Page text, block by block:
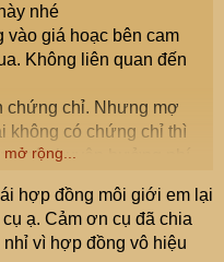
nhé
vào giá hoạc bên cam
Không liên quan đến
chứng chỉ. Nhưng mợ
không có chứng chỉ thì
có chuyện hưởng phí
gọi khoản này là triết
vi môi giới nhưng
rộng...
hợp đồng môi giới em lại
ạ. Cảm ơn cụ đã chia
vì hợp đồng vô hiệu